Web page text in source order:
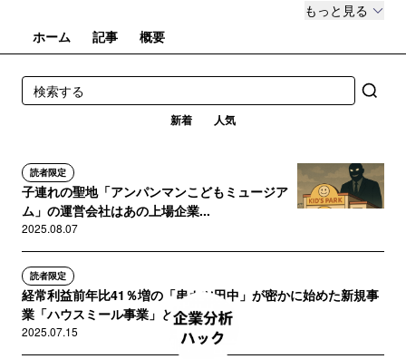
AI、経営、マーケティング、組織論…変化の“前兆”を掴みたい
人のための未来予報便です。
もっと見る
ホーム
記事 概要
新着 人気
読者限定
子連れの聖地「アンパンマンこどもミュージア
ム」の運営会社はあの上場企業...
2025.08.07
読者限定
経常利益前年比41％増の「串カツ田中」が密かに始めた新規事
業「ハウスミール事業」とは？
2025.07.15